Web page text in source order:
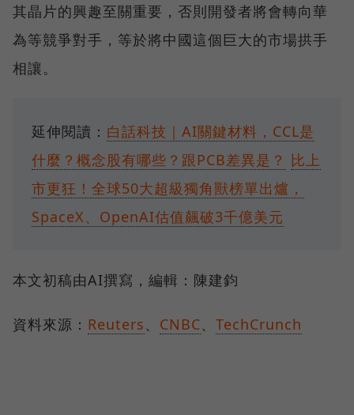
其晶片的興趣至關重要，否則開發者將會轉向華
為等競爭對手，等於將中國這個巨大的市場拱手
相讓。
延伸閱讀： 白話科技｜AI關鍵材料，CCL是
什麼？概念股有哪些？跟PCB差異是？ 比上
市更狂！全球50大超級獨角獸榜單出爐，
SpaceX、OpenAI估值飆破3千億美元
本文初稿由AI撰寫，編輯：陳建鈞
資料來源： Reuters CNBC TechCrunch